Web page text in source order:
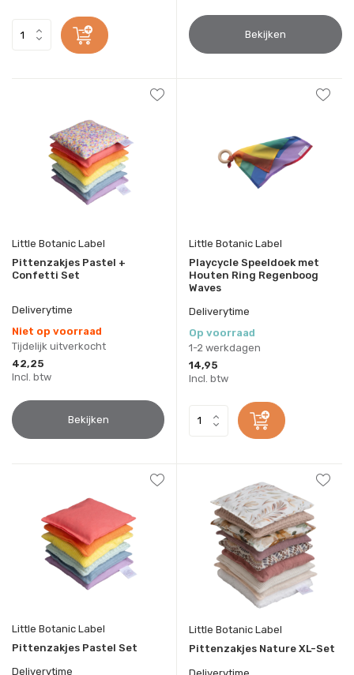
Bekijken
Little Botanic Label
Pittenzakjes Pastel +
Confetti Set
Deliverytime
Niet op voorraad
Tijdelijk uitverkocht
42,25
Incl. btw
Bekijken
Little Botanic Label
Playcycle Speeldoek met
Houten Ring Regenboog
Waves
Deliverytime
Op voorraad
1-2 werkdagen
14,95
Incl. btw
Little Botanic Label
Pittenzakjes Pastel Set
Deliverytime
Little Botanic Label
Pittenzakjes Nature XL-Set